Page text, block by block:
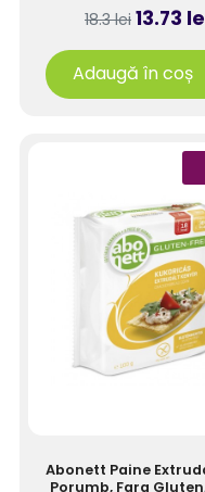
18.3 lei 13.73
Adaugă în coș
Abonett Paine
Porumb, Fara